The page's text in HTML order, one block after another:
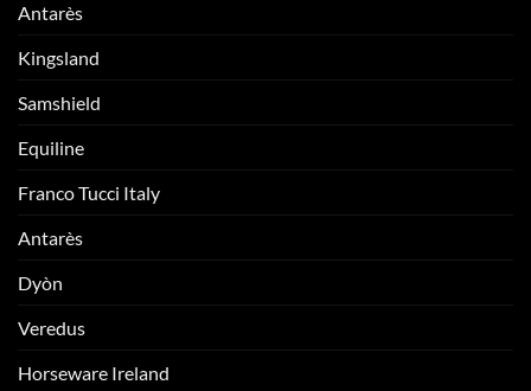
Antarès
Kingsland
Samshield
Equiline
Franco Tucci Italy
Antarès
Dyòn
Veredus
Horseware Ireland